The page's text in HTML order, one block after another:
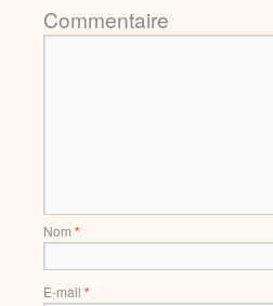
Nom *
E-mail *